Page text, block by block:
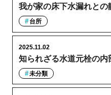
我が家の床下水漏れとの
台所
知られざる水道元栓の
2025.11.02
未分類